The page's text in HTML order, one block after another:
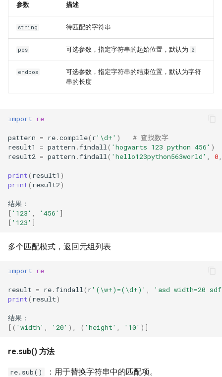
参数 描述
string 待匹配的字符串
pos 可选参数，指定字符串的起始位置，默认为 0
endpos
可选参数，指定字符串的结束位置，默认为字符
串的长度
import re
pattern = re.compile( r'\d+' )
# 查找数字
result1
= pattern .findall ( 'hogwarts 123 python 456' )
result2 = pattern .findall ( 'hello123python563world' 0
print( result1 )
print( result2)
结果 ：
[ '123' '456' ]
[ '123' ]
多个匹配模式，返回元组列表
import re
result = re.findall ( r'(\w+)=(\d+)'
'asd width=20
print( result)
结果 ：
[( 'width' '20' ), ( 'height' '10' )]
re.sub() 方法
re.sub() ：用于替换字符串中的匹配项。